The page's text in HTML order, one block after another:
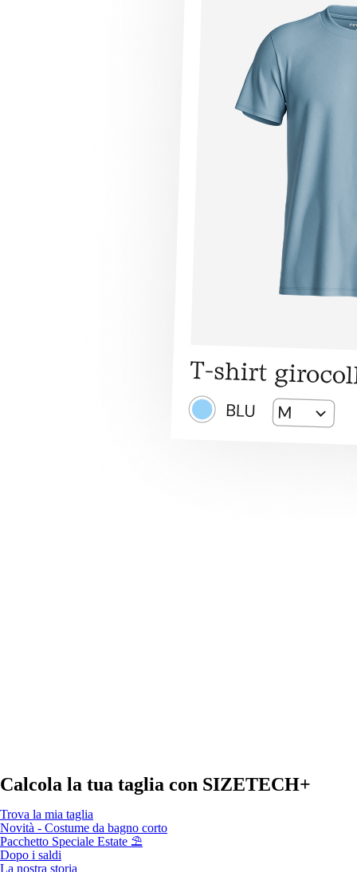
Calcola la tua taglia con SIZETECH+
Trova la mia taglia
Novità - Costume da bagno corto
Pacchetto Speciale Estate ⛱️
Dopo i saldi
La nostra storia